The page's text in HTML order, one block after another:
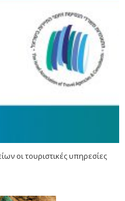
οι τουριστικές υπηρεσίες